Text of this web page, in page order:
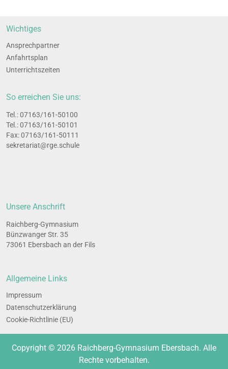
Wich­ti­ges
Ansprech­part­ner
Anfahrts­plan
Unter­richts­zei­ten
So erreichen Sie uns:
Tel.: 07163/161-50100
Tel.: 07163/161-50101
Fax: 07163/161-50111
sekretariat@rge.schule
Unsere Anschrift
Raichberg-Gymnasium
Bünzwanger Str. 35
73061 Ebersbach an der Fils
All­ge­mei­ne Links
Impres­sum
Daten­schutz­er­klä­rung
Coo­kie-Rich­t­­li­­nie (EU)
Copyright © 2026 Raichberg-Gymnasium Ebersbach. Alle
Rechte vorbehalten.